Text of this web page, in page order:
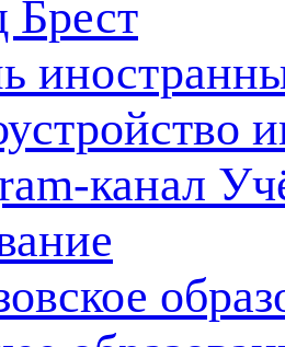
Брест
канал